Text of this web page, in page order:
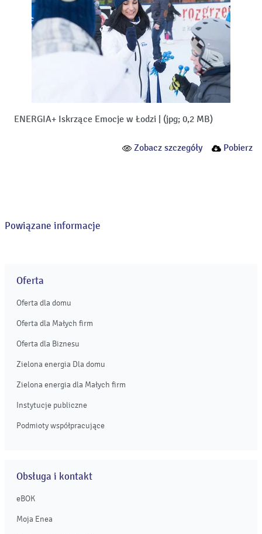
ENERGIA+ Iskrzące Emocje w Łodzi (jpg; 0,2 MB)
Zobacz szczegóły Pobierz
Powiązane informacje
Oferta
Oferta dla domu
Oferta dla Małych firm
Oferta dla Biznesu
Zielona energia Dla domu
Zielona energia dla Małych firm
Instytucje publiczne
Podmioty współpracujące
Obsługa i kontakt
eBOK
Moja Enea